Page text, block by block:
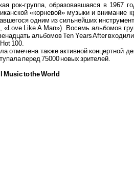
рок-группа, образовавшаяся в 1967
«корневой» музыки и внимание
одним из сильнейших
«Love Like A Man»). Восемь альбомов
альбомов Ten Years After
100.
отмечена также активной концертной
перед 75000 новых зрителей.
Music to the World